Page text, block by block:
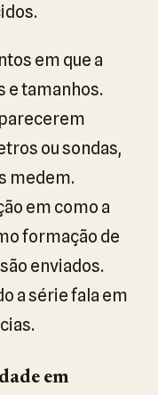
em que a
e tamanhos.
ou sondas,
medem.
em como a
formação de
enviados.
a série fala em
em